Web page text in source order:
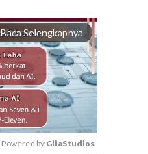
Baca Selengkapnya
Powered by GliaStudios